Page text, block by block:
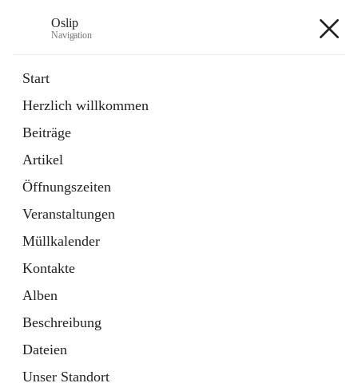
Oslip
Navigation
Start
Herzlich willkommen
Beiträge
Artikel
Öffnungszeiten
Veranstaltungen
Müllkalender
Kontakte
Alben
Beschreibung
Dateien
Unser Standort
Externe Webseite
in
Tab
Bundeskanzleramt Österreich
Externe Webseite
öffnet
in
neuem
Tab